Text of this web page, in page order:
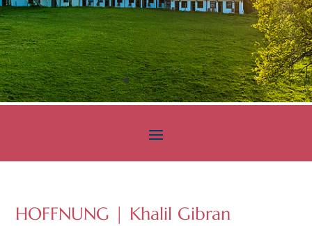
HOFFNUNG | Khalil Gibran